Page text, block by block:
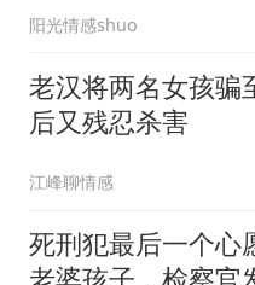
阳光情感shuo
老汉将两名女孩骗
后又残忍杀害
江峰聊情感
死刑犯最后一个心愿 想